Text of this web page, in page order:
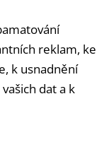
reklam, ke
k usnadnění
dat a k